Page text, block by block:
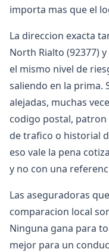
importa mas que el
La direccion exacta
North Rialto (92377)
el mismo nivel de
saliendo en la prima.
alejadas, muchas
codigo postal,
de trafico o historial
eso vale la pena
y no con una
Las aseguradoras
comparacion local
Ninguna gana para
mejor para un